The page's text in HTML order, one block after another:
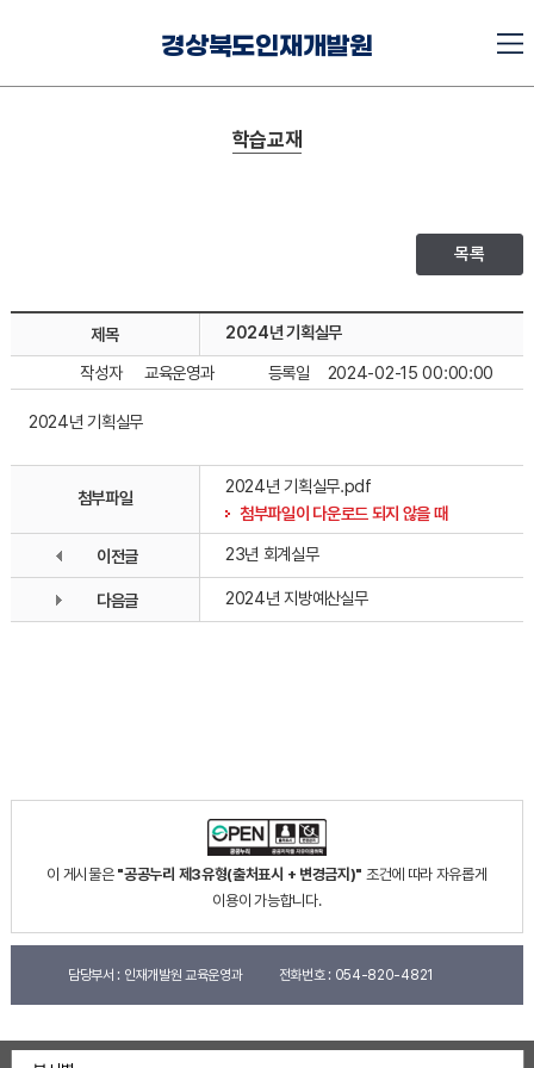
경상북도인재개발원
학습교재
목록
제목
2024년 기획실무
등록일
2024-02-15 00:00:00
작성자 교육운영과
2024년 기획실무
첨부파일
2024년 기획실무.pdf
첨부파일이 다운로드 되지 않을 때
이전글 23년 회계실무
다음글 2024년 지방예산실무
이 게시물은 "공공누리 제3유형(출처표시 + 변경금지)" 조건에 따라 자유롭게
이용이 가능합니다.
담당부서 : 인재개발원 교육운영과 전화번호 : 054-820-4821